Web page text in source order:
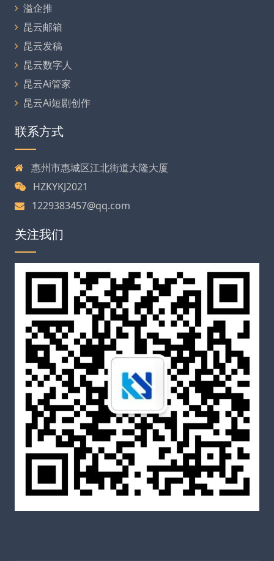
溢企推
昆云邮箱
昆云发稿
昆云数字人
昆云Ai管家
昆云Ai短剧创作
联系方式
惠州市惠城区江北街道大隆大厦
HZKYKJ2021
1229383457@qq.com
关注我们